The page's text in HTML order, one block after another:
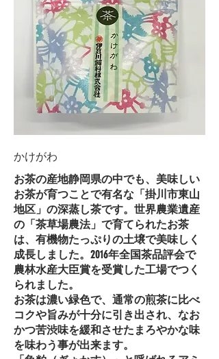
かけがわ
お茶の産地静岡県の中でも、美味しい
お茶が育つことで有名な「掛川市東山
地区」の深蒸し茶です。世界農業遺産
の「茶草場農法」で育てられたお茶
は、有機物たっぷりの土壌で美味しく
成長しました。2016年全国茶品評会で
農林水産大臣賞を受賞した工場でつく
られました。
お茶は濃い緑色で、通常の煎茶に比べ
コクや旨みが十分に引き出され、なお
かつ苦渋味を緩和させたまろやかな味
を味わう事が出来ます。